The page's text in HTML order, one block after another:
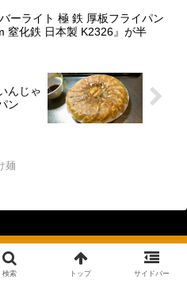
バーライト 極 鉄 厚板フライパン
窒化鉄 日本製 K2326』が半
んじゃ
ン
麺
検索 トップ サイドバー